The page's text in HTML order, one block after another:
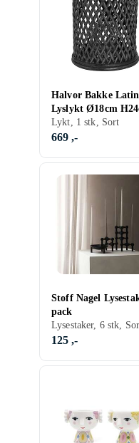
Halvor Bakke
Lyslykt Ø18cm
Lykt, 1 stk, Sort
669 ,-
Stoff Nagel
pack
125 ,-